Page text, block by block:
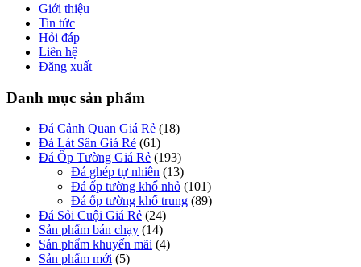
Giới thiệu
Tin tức
Hỏi đáp
Liên hệ
Đăng xuất
Danh mục sản phẩm
Đá Cảnh Quan Giá Rẻ (18)
Đá Lát Sân Giá Rẻ (61)
Đá Ốp Tường Giá Rẻ (193)
Đá ghép tự nhiên (13)
Đá ốp tường khổ nhỏ (101)
Đá ốp tường khổ trung (89)
Đá Sỏi Cuội Giá Rẻ (24)
Sản phẩm bán chạy (14)
Sản phẩm khuyến mãi (4)
Sản phẩm mới (5)